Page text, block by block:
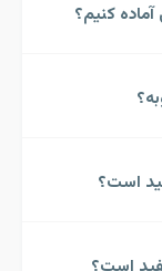
کنیم؟
است؟